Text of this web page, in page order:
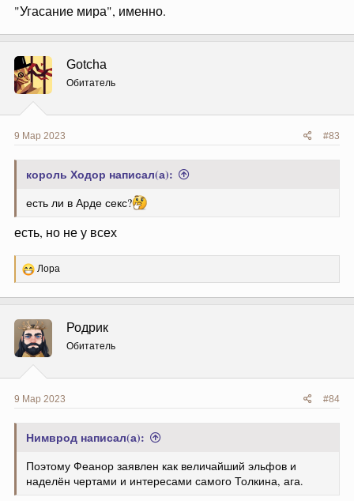
"Угасание мира", именно.
Gotcha
Обитатель
9 Мар 2023 #83
король Ходор написал(а):
есть ли в Арде секс?
есть, но не у всех
Р
е
ц
и
и
:
Лора
Родрик
Обитатель
9 Мар 2023 #84
Нимврод написал(а):
Поэтому Феанор заявлен как величайший эльфов и
наделён чертами и интересами самого Толкина, ага.